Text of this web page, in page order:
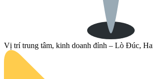
Vị trí trung tâm, kinh doanh đỉnh – Lò Đúc,